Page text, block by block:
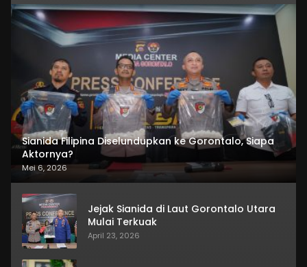
Sianida Filipina Diselundupkan ke Gorontalo, Siapa
Aktornya?
Mei 6, 2026
Jejak Sianida di Laut Gorontalo Utara
Mulai Terkuak
April 23, 2026